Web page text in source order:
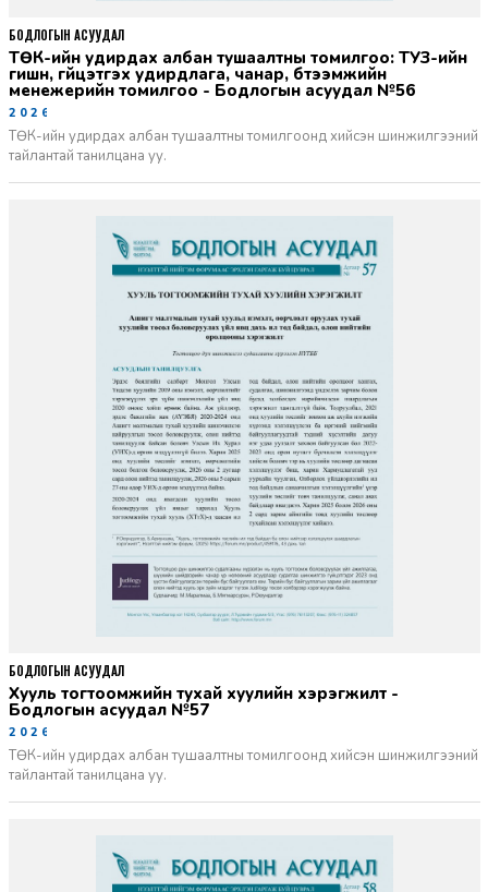
ТӨК-ийн удирдах албан тушаалтны томилгоо: ТУЗ-ийн
гишүүн, гүйцэтгэх удирдлага, чанар, бүтээмжийн
менежерийн томилгоо - Бодлогын асуудал №56
2026-06-02
ТӨК-ийн удирдах албан тушаалтны томилгоонд хийсэн шинжилгээний
тайлантай танилцана уу.
БОДЛОГЫН АСУУДАЛ
Хууль тогтоомжийн тухай хуулийн хэрэгжилт -
Бодлогын асуудал №57
2026-06-02
ТӨК-ийн удирдах албан тушаалтны томилгоонд хийсэн шинжилгээний
тайлантай танилцана уу.
БОДЛОГЫН АСУУДАЛ